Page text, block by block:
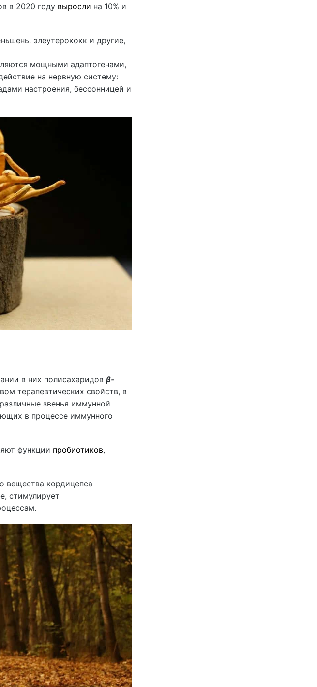
в 2020 году выросли на 10% и
элеутерококк и другие,
мощными адаптогенами,
на нервную систему:
настроения, бессонницей и
в них полисахаридов β-
терапевтических свойств, в
звенья иммунной
в процессе иммунного
функции пробиотиков,
вещества кордицепса
стимулирует